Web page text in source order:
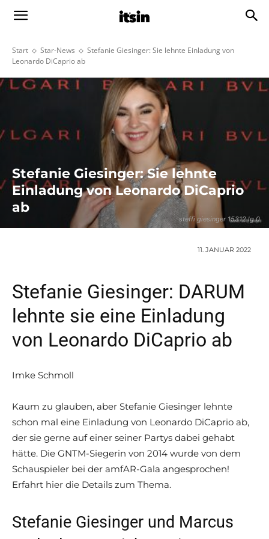
Start Star-News
Stefanie Giesinger: Sie lehnte Einladung von
Leonardo DiCaprio ab
steffi giesinger 15312 lg 0
Stefanie Giesinger: Sie lehnte
Einladung von Leonardo DiCaprio
ab
11. JANUAR 2022
Stefanie Giesinger: DARUM
lehnte sie eine Einladung
von Leonardo DiCaprio ab
Imke Schmoll
Kaum zu glauben, aber Stefanie Giesinger lehnte
schon mal eine Einladung von Leonardo DiCaprio ab,
der sie gerne auf einer seiner Partys dabei gehabt
hätte. Die GNTM-Siegerin von 2014 wurde von dem
Schauspieler bei der amfAR-Gala angesprochen!
Erfahrt hier die Details zum Thema.
Stefanie Giesinger und Marcus